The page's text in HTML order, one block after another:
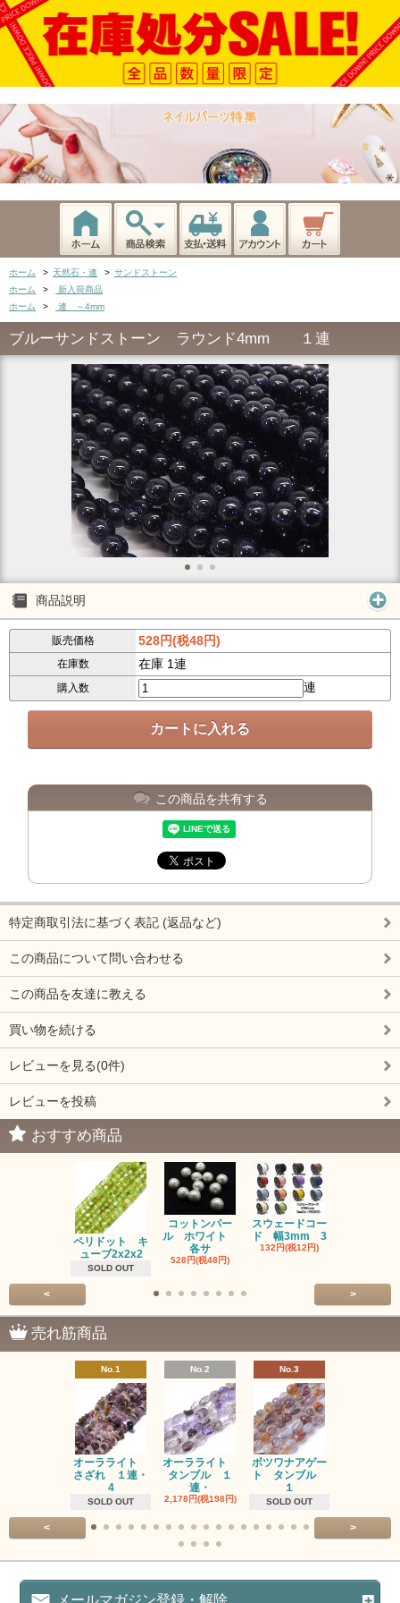
ホーム > 天然石・連 > サンドストーン
ホーム
>
新入荷商品
ホーム
> 連 ～4mm
ブルーサンドストーン ラウンド4mm １連
商品説明
販売価格 528円(税48円)
在庫数 在庫 1連
購入数 連
この商品を共有する
特定商取引法に基づく表記 (返品など)
この商品について問い合わせる
この商品を友達に教える
買い物を続ける
レビューを見る(0件)
レビューを投稿
おすすめ商品
ペリドット キ
ューブ2x2x2
SOLD OUT
コットンパー
ル ホワイト
各サ
528円(税48円)
スウェードコー
ド 幅3mm 3
132円(税12円)
< >
売れ筋商品
No.1
オーラライト
さざれ １連・
4
SOLD OUT
No.2
オーラライト
タンブル １
連・
2,178円(税198円)
No.3
ボツワナアゲー
ト タンブル
１
SOLD OUT
< >
メールマガジン登録・解除